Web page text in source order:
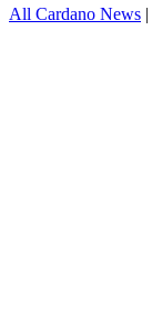
All Cardano News |